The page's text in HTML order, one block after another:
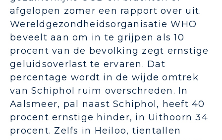
afgelopen zomer een rapport over uit.
Wereldgezondheidsorganisatie WHO
beveelt aan om in te grijpen als 10
procent van de bevolking zegt ernstige
geluidsoverlast te ervaren. Dat
percentage wordt in de wijde omtrek
van Schiphol ruim overschreden. In
Aalsmeer, pal naast Schiphol, heeft 40
procent ernstige hinder, in Uithoorn 34
procent. Zelfs in Heiloo, tientallen